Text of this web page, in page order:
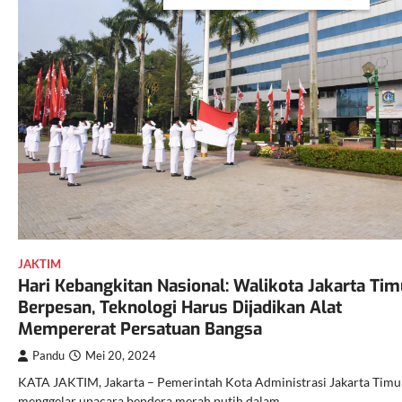
JAKTIM
Hari Kebangkitan Nasional: Walikota Jakarta
Berpesan, Teknologi Harus Dijadikan Alat
Mempererat Persatuan Bangsa
Pandu Mei 20, 2024
KATA JAKTIM, Jakarta – Pemerintah Kota Administrasi Jakarta